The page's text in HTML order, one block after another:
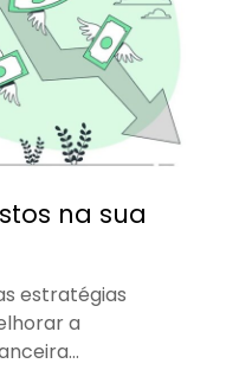
na sua
estratégias
a